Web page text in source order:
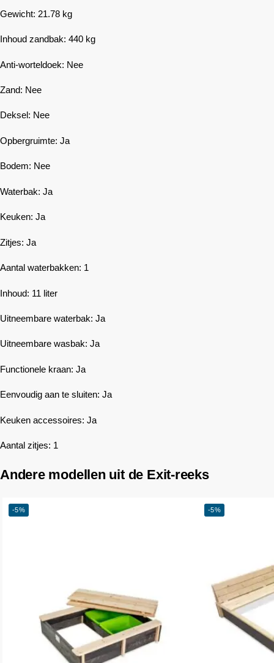
Gewicht: 21.78 kg
Inhoud zandbak: 440 kg
Anti-worteldoek: Nee
Zand: Nee
Deksel: Nee
Opbergruimte: Ja
Bodem: Nee
Waterbak: Ja
Keuken: Ja
Zitjes: Ja
Aantal waterbakken: 1
Inhoud: 11 liter
Uitneembare waterbak: Ja
Uitneembare wasbak: Ja
Functionele kraan: Ja
Eenvoudig aan te sluiten: Ja
Keuken accessoires: Ja
Aantal zitjes: 1
Andere modellen uit de Exit-reeks
-5% -5%